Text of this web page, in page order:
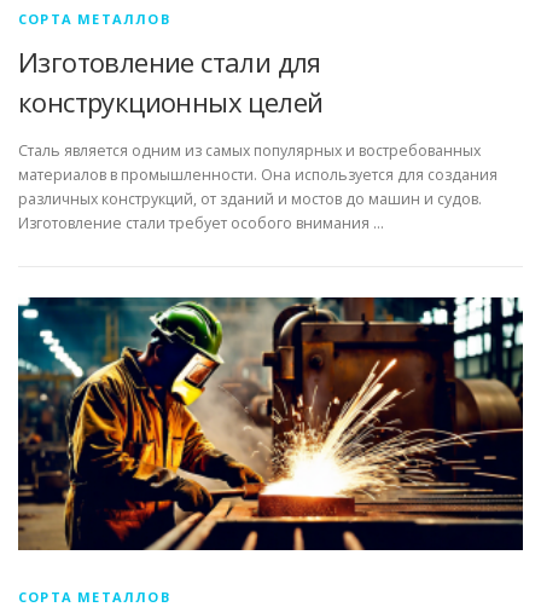
СОРТА МЕТАЛЛОВ
Изготовление стали для
конструкционных целей
Сталь является одним из самых популярных и востребованных
материалов в промышленности. Она используется для создания
различных конструкций, от зданий и мостов до машин и судов.
Изготовление стали требует особого внимания …
СОРТА МЕТАЛЛОВ